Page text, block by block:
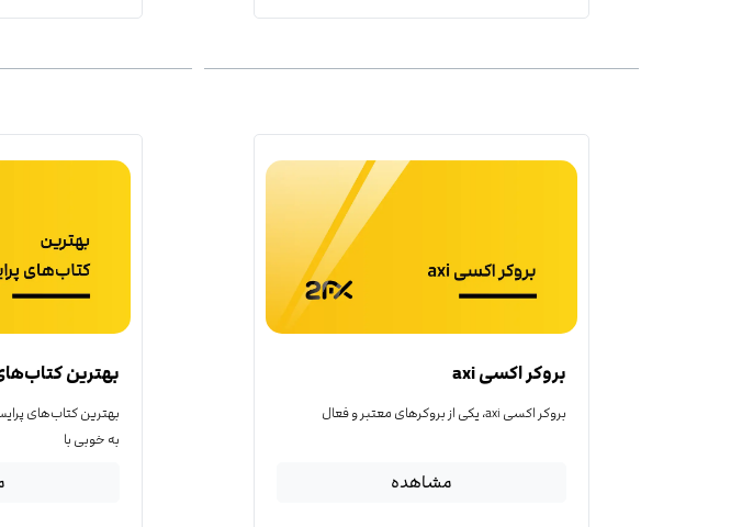
بروکر اکسی axi
بروکر اکسی axi، یکی از بروکرهای معتبر و فعال
مشاهده
بهترین
بهترین کتاب‌‌های
به خوبی با